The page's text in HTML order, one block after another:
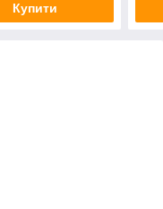
Купити